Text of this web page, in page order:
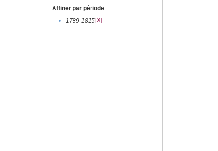
Affiner par période
•
1789-1815[X]